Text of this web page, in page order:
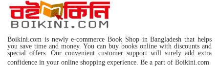
Boikini.com is newly e-commerce Book Shop in Bangladesh that helps
you save time and money. You can buy books online with discounts and
special offers. Our convenient customer support will surely add extra
confidence in your online shopping experience. Be a part of Boikini.com